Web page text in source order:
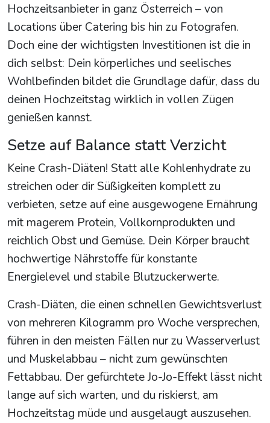
Hochzeitsanbieter in ganz Österreich – von
Locations über Catering bis hin zu Fotografen.
Doch eine der wichtigsten Investitionen ist die in
dich selbst: Dein körperliches und seelisches
Wohlbefinden bildet die Grundlage dafür, dass du
deinen Hochzeitstag wirklich in vollen Zügen
genießen kannst.
Setze auf Balance statt Verzicht
Keine Crash-Diäten! Statt alle Kohlenhydrate zu
streichen oder dir Süßigkeiten komplett zu
verbieten, setze auf eine ausgewogene Ernährung
mit magerem Protein, Vollkornprodukten und
reichlich Obst und Gemüse. Dein Körper braucht
hochwertige Nährstoffe für konstante
Energielevel und stabile Blutzuckerwerte.
Crash-Diäten, die einen schnellen Gewichtsverlust
von mehreren Kilogramm pro Woche versprechen,
führen in den meisten Fällen nur zu Wasserverlust
und Muskelabbau – nicht zum gewünschten
Fettabbau. Der gefürchtete Jo-Jo-Effekt lässt nicht
lange auf sich warten, und du riskierst, am
Hochzeitstag müde und ausgelaugt auszusehen.